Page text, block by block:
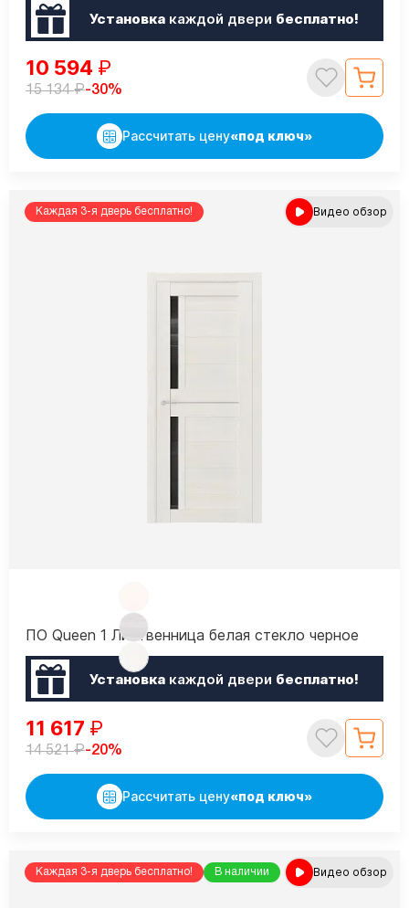
Установкакаждой двери бесплатно!
10 594 ₽
15 134₽-30%
Рассчитать цену«под ключ»
Каждая 3-я дверь бесплатно! Видео обзор
ПО Queen 1 Лиственница белая стекло черное
Установкакаждой двери бесплатно!
11 617 ₽
14 521₽-20%
Рассчитать цену«под ключ»
Каждая 3-я дверь бесплатно! В наличии Видео обзор